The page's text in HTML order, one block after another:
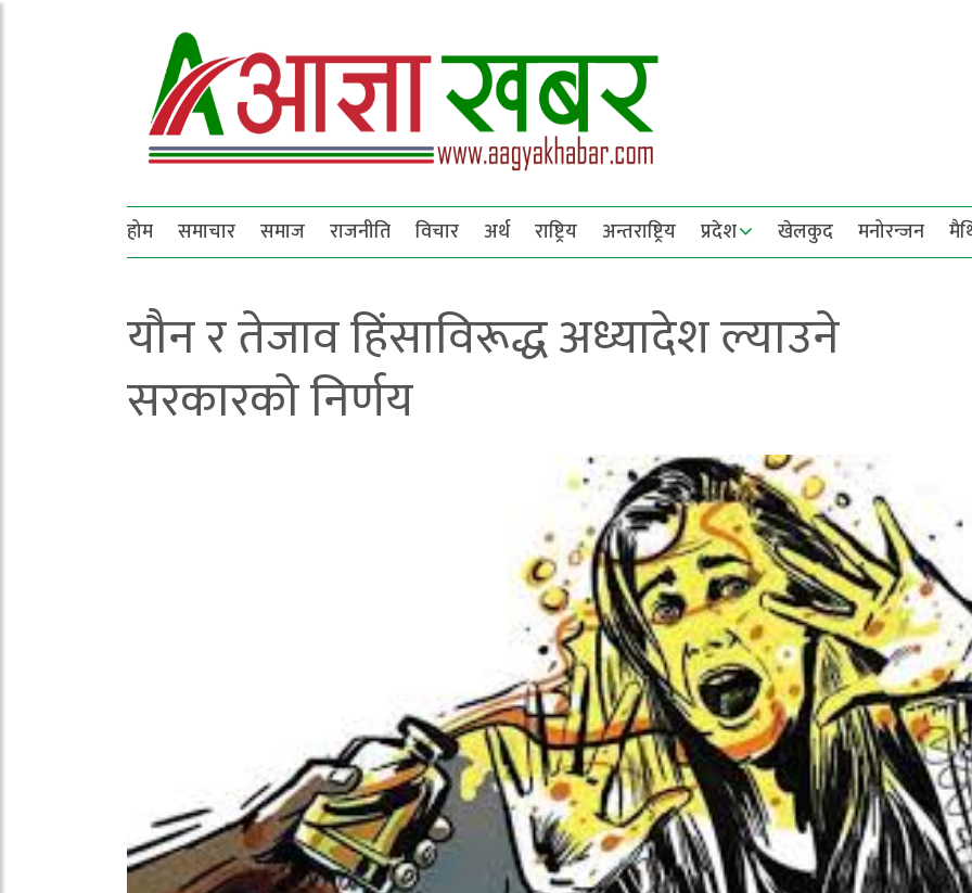
होम समाचार समाज राजनीति विचार अर्थ राष्ट्रिय अन्तराष्ट्रिय प्रदेश खेलकुद मनोरन्जन
यौन र तेजाव हिंसाविरूद्ध अध्यादेश ल्याउने
सरकारको निर्णय